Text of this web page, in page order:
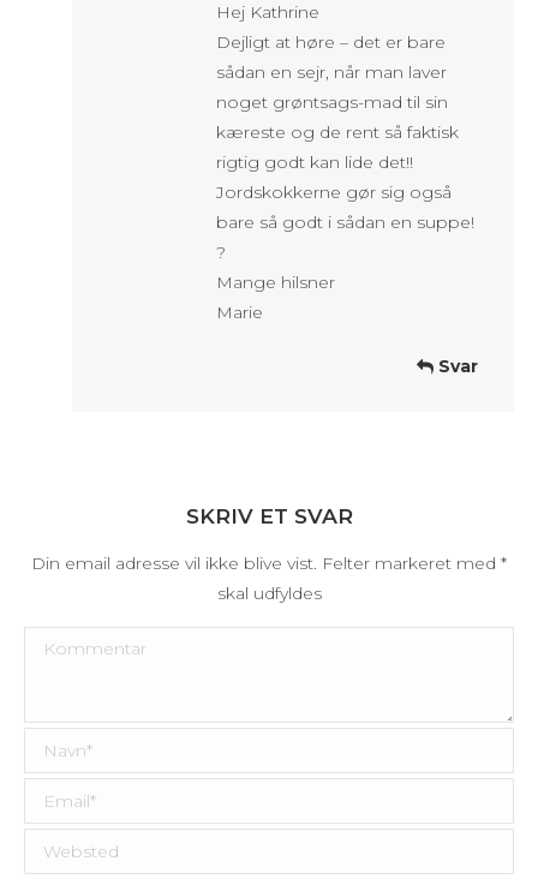
Hej Kathrine
Dejligt at høre – det er bare
sådan en sejr, når man laver
noget grøntsags-mad til sin
kæreste og de rent så faktisk
rigtig godt kan lide det!!
Jordskokkerne gør sig også
bare så godt i sådan en suppe!
?
Mange hilsner
Marie
Svar
SKRIV ET SVAR
Din email adresse vil ikke blive vist. Felter markeret med *
skal udfyldes
Kommentar
Navn *
Email *
Websted